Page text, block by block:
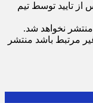
تایید توسط تیم
منتشر نخواهد شد.
مرتبط باشد منتشر